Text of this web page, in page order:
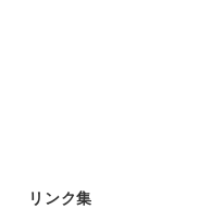
リンク集